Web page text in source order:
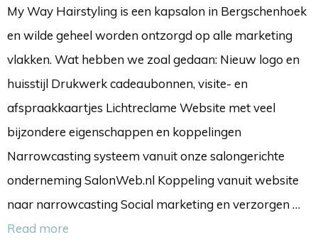
My Way Hairstyling is een kapsalon in Bergschenhoek
en wilde geheel worden ontzorgd op alle marketing
vlakken. Wat hebben we zoal gedaan: Nieuw logo en
huisstijl Drukwerk cadeaubonnen, visite- en
afspraakkaartjes Lichtreclame Website met veel
bijzondere eigenschappen en koppelingen
Narrowcasting systeem vanuit onze salongerichte
onderneming SalonWeb.nl Koppeling vanuit website
naar narrowcasting Social marketing en verzorgen …
Read more